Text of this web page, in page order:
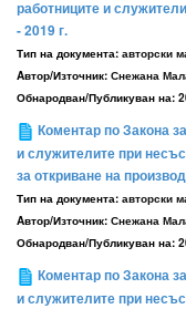
работниците и
- 2019 г.
Тип на документа: авторски
Aвтор/Източник: Снежана
Обнародван/Публикуван на:
Коментар по Закона
и служителите при
за откриване на
Тип на документа: авторски
Aвтор/Източник: Снежана
Обнародван/Публикуван на:
Коментар по Закона
и служителите при